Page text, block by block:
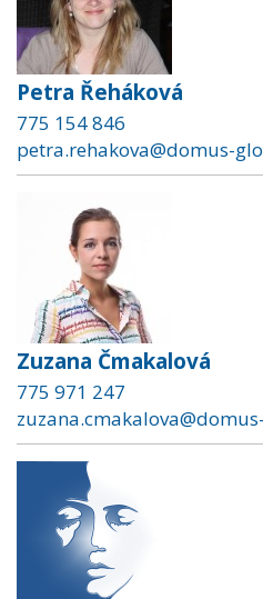
Petra Řeháková
775 154 846
petra.rehakova@domus-
Zuzana Čmakalová
775 971 247